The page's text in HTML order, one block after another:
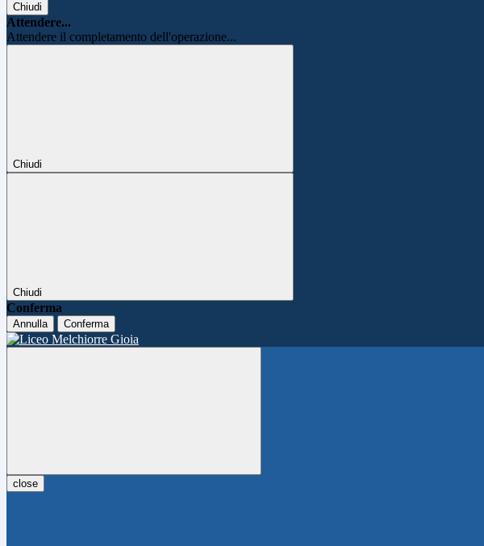
Chiudi
Attendere...
Attendere il completamento dell'operazione...
Chiudi
Chiudi
Conferma
Annulla Conferma
close